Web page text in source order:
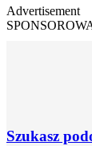
Advertisement
Szukasz